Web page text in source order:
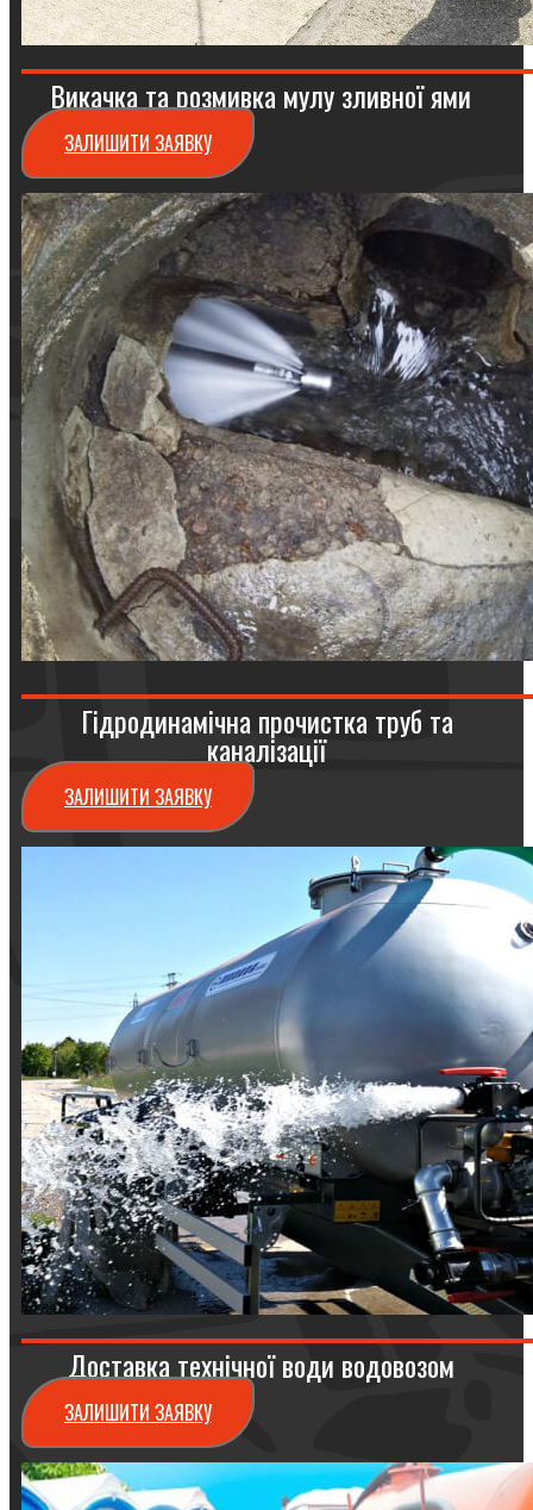
Викачка та розмивка мулу зливної ями
ЗАЛИШИТИ ЗАЯВКУ
Гідродинамічна прочистка труб та
каналізації
ЗАЛИШИТИ ЗАЯВКУ
Доставка технічної води водовозом
ЗАЛИШИТИ ЗАЯВКУ